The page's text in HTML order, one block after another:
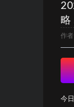
略
作者
今